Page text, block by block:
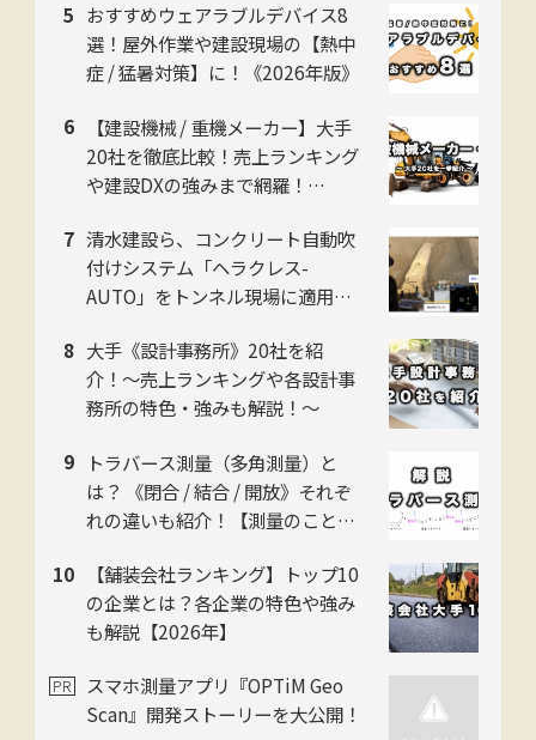
おすすめウェアラブルデバイス8
選！屋外作業や建設現場の【熱中
症 / 猛暑対策】に！《2026年版》
【建設機械 / 重機メーカー】大手
20社を徹底比較！売上ランキング
や建設DXの強みまで網羅！
清水建設ら、コンクリート自動吹
付けシステム「ヘラクレス-
AUTO」をトンネル現場に適用。
し、均質な自動吹付けを実現
大手《設計事務所》20社を紹
介！〜売上ランキングや各設計事
務所の特色・強みも解説！〜
トラバース測量（多角測量）と
は？ 《閉合 / 結合 / 開放》それぞ
れの違いも紹介！【測量のことイ
【舗装会社ランキング】トップ10
の企業とは？各企業の特色や強み
も解説【2026年】
スマホ測量アプリ『OPTiM Geo
Scan』開発ストーリーを大公開！